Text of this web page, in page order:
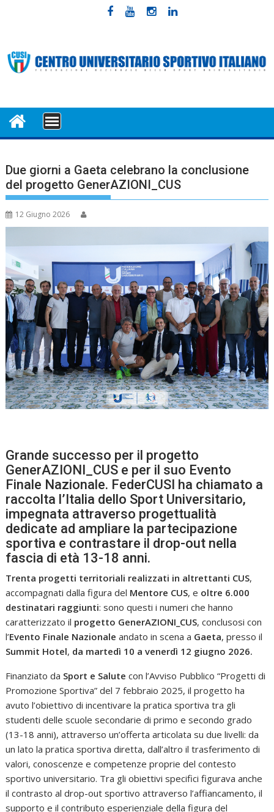
MENU
Due giorni a Gaeta celebrano la conclusione
del progetto GenerAZIONI_CUS
12 Giugno 2026
Grande successo per il progetto
GenerAZIONI_CUS e per il suo Evento
Finale Nazionale. FederCUSI ha chiamato a
raccolta l’Italia dello Sport Universitario,
impegnata attraverso progettualità
dedicate ad ampliare la partecipazione
sportiva e contrastare il drop-out nella
fascia di età 13-18 anni.
Trenta progetti territoriali realizzati in altrettanti CUS,
accompagnati dalla figura del Mentore CUS, e oltre 6.000
destinatari raggiunti: sono questi i numeri che hanno
caratterizzato il progetto GenerAZIONI_CUS, conclusosi con
l’Evento Finale Nazionale andato in scena a Gaeta, presso il
Summit Hotel, da martedì 10 a venerdì 12 giugno 2026.
Finanziato da Sport e Salutecon l’Avviso Pubblico “Progetti di
Promozione Sportiva” del 7 febbraio 2025, il progetto ha
avuto l’obiettivo di incentivare la pratica sportiva tra gli
studenti delle scuole secondarie di primo e secondo grado
(13-18 anni), attraverso un’offerta articolata su due livelli: da
un lato la pratica sportiva diretta, dall’altro il trasferimento di
valori, conoscenze e competenze proprie del contesto
sportivo universitario. Tra gli obiettivi specifici figurava anche
il contrasto al drop-out sportivo attraverso l’affiancamento, il
supporto e il contributo esperienziale della figura del